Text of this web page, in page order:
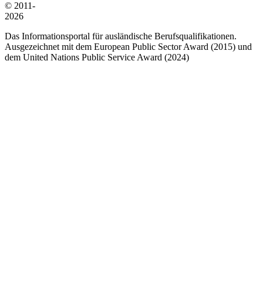
© 2011-
2026
Das Informationsportal für ausländische Berufsqualifikationen.
Ausgezeichnet mit dem European Public Sector Award (2015) und
dem United Nations Public Service Award (2024)